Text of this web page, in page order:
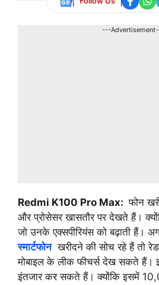
---
Redmi K100 Pro Max: फोन
और प्रोसेसर खासतौर पर देखते हैं।
जो उनके एक्सपीरियंस को बढ़ाती हैं।
स्मार्टफोनखरीदने की सोच रहे हैं तो
मोबाइल के लीक फीचर्स देख सकते हैं।
इंतजार कर सकते हैं। क्योंकि इसमें